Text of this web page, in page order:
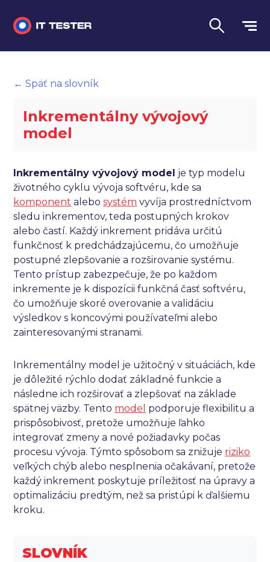
Automatizované testovanie
Performance testing
Slovník
Jazyk
SLOVNÍK
← Späť na slovník
Inkrementálny vývojový
model
Inkrementálny vývojový model je typ modelu
životného cyklu vývoja softvéru, kde sa
komponent alebosystém vyvíja prostredníctvom
sledu inkrementov, teda postupných krokov
alebo častí. Každý inkrement pridáva určitú
funkčnosť k predchádzajúcemu, čo umožňuje
postupné zlepšovanie a rozširovanie systému.
Tento prístup zabezpečuje, že po každom
inkremente je k dispozícii funkčná časť softvéru,
čo umožňuje skoré overovanie a validáciu
výsledkov s koncovými používateľmi alebo
zainteresovanými stranami.
Inkrementálny model je užitočný v situáciách, kde
je dôležité rýchlo dodať základné funkcie a
následne ich rozširovať a zlepšovať na základe
spätnej väzby. Tento model podporuje flexibilitu a
prispôsobivosť, pretože umožňuje ľahko
integrovať zmeny a nové požiadavky počas
procesu vývoja. Týmto spôsobom sa znižuje riziko
veľkých chýb alebo nesplnenia očakávaní, pretože
každý inkrement poskytuje príležitosť na úpravy a
optimalizáciu predtým, než sa pristúpi k ďalšiemu
kroku.